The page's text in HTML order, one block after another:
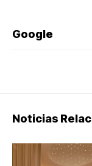
Google
Noticias